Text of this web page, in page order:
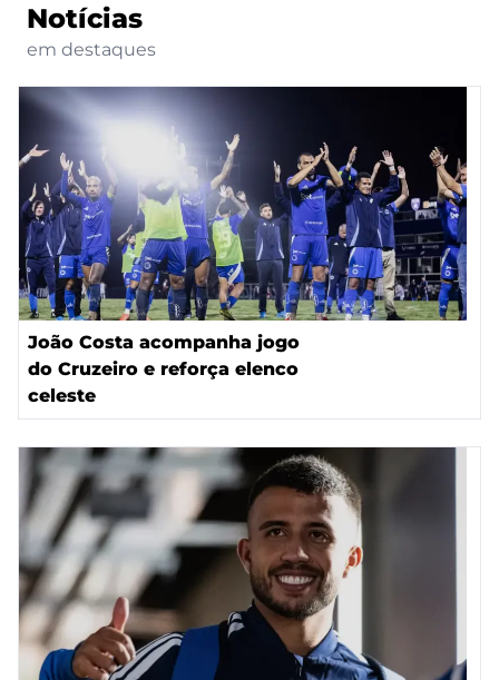
Notícias
em destaques
João Costa acompanha jogo
do Cruzeiro e reforça elenco
celeste